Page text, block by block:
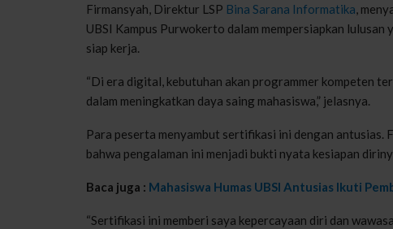
Firmansyah, Direktur LSP Bina Sarana Informatika,
UBSI Kampus Purwokerto dalam mempersiapkan
siap kerja.
“Di era digital, kebutuhan akan programmer kompeten
dalam meningkatkan daya saing mahasiswa,” jelasnya.
Para peserta menyambut sertifikasi ini dengan antusias.
bahwa pengalaman ini menjadi bukti nyata kesiapan
Baca juga : Mahasiswa Humas UBSI Antusias Ikuti
“Sertifikasi ini memberi saya kepercayaan diri dan